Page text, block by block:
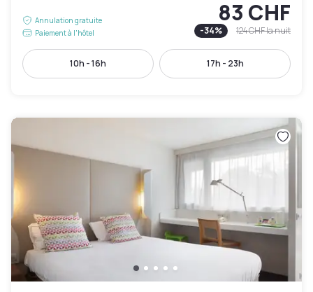
Annulation gratuite
Paiement à l'hôtel
83 CHF
-34% 124 CHFla nuit
10h - 16h 17h - 23h